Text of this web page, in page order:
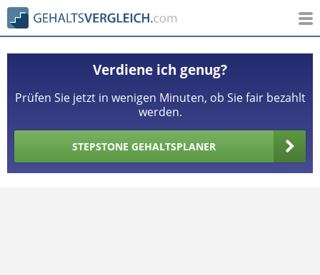
Verdiene ich genug?
Prüfen Sie jetzt in wenigen Minuten, ob Sie fair bezahlt
werden.
STEPSTONE GEHALTSPLANER